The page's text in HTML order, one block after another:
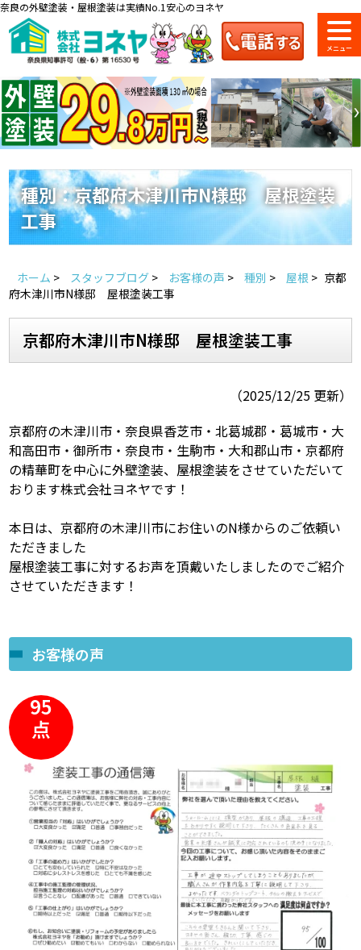
奈良の外壁塗装・屋根塗装は実績No.1安心のヨネヤ
料金一覧 会社案内 ショールーム
のご紹介
来店予約 お電話
地域の事例がいっぱい
Home お客様の声
スタッフブログ
よくあるご質問 屋根リフォームについて
雨漏りについて 雨漏りの施工実績
ヨネヤがお客様から選ばれる10の
理由
リフォームローン
工場倉庫修繕 アパート・マンション修繕
種別：京都府木津川市N様邸 屋根塗装
工事
ホーム > スタッフブログ > お客様の声 > 種別 > 屋根 > 京都
府木津川市N様邸 屋根塗装工事
京都府木津川市N様邸 屋根塗装工事
（2025/12/25 更新）
京都府の木津川市・奈良県香芝市・北葛城郡・葛城市・大
和高田市・御所市・奈良市・生駒市・大和郡山市・京都府
の精華町を中心に外壁塗装、屋根塗装をさせていただいて
おります株式会社ヨネヤです！
本日は、京都府の木津川市にお住いのN様からのご依頼い
ただきました
屋根塗装工事に対するお声を頂戴いたしましたのでご紹介
させていただきます！
お客様の声
95
点